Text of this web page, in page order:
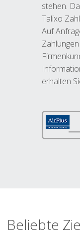
stehen.
Talixo
Auf
erhalten
Beliebte